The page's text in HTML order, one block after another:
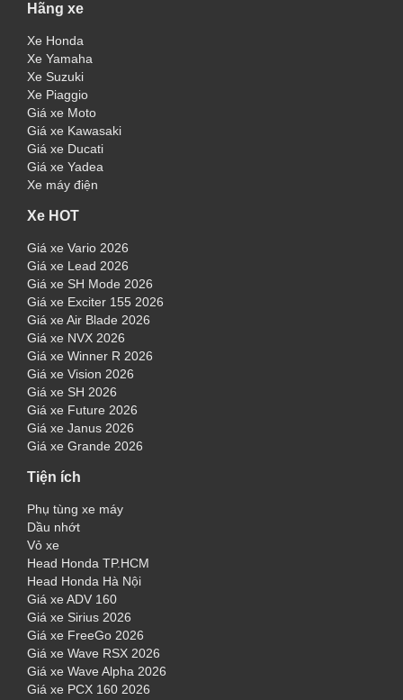
Hãng xe
Xe Honda
Xe Yamaha
Xe Suzuki
Xe Piaggio
Giá xe Moto
Giá xe Kawasaki
Giá xe Ducati
Giá xe Yadea
Xe máy điện
Xe HOT
Giá xe Vario 2026
Giá xe Lead 2026
Giá xe SH Mode 2026
Giá xe Exciter 155 2026
Giá xe Air Blade 2026
Giá xe NVX 2026
Giá xe Winner R 2026
Giá xe Vision 2026
Giá xe SH 2026
Giá xe Future 2026
Giá xe Janus 2026
Giá xe Grande 2026
Tiện ích
Phụ tùng xe máy
Dầu nhớt
Vỏ xe
Head Honda TP.HCM
Head Honda Hà Nội
Giá xe ADV 160
Giá xe Sirius 2026
Giá xe FreeGo 2026
Giá xe Wave RSX 2026
Giá xe Wave Alpha 2026
Giá xe PCX 160 2026